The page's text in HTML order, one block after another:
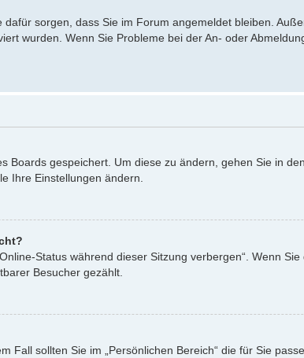
sorgen, dass Sie im Forum angemeldet bleiben.
wurden. Wenn Sie Probleme bei der An- oder
gespeichert. Um diese zu ändern, gehen Sie in
Ihre Einstellungen ändern.
Status während dieser Sitzung verbergen“. Wenn
Besucher gezählt.
sollten Sie im „Persönlichen Bereich“ die für Sie